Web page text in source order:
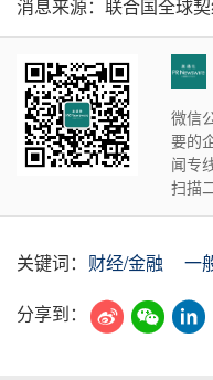
消息来源：联合国全球
微信
要的
闻专
扫描
关键词： 财经/金融
一
分享到：